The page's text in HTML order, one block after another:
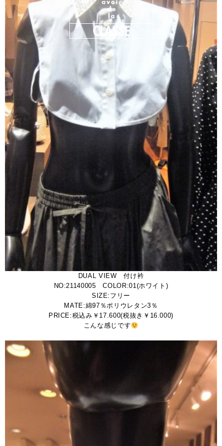
DUAL VIEW 付け衿
NO:21140005 COLOR:01(ホワイト)
SIZE:フリー
MATE:綿97％ポリウレタン3％
PRICE:税込み￥17.600(税抜き￥16.000)
こんな感じです